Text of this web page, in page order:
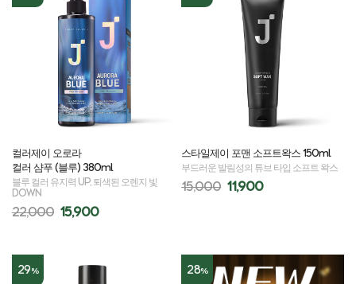
컬러제이 오로라
컬러 샴푸 (블루) 380ml
블루 컬러 유지력 UP, 퇴색된 오렌지 빛
DOWN
22,000 15,900
스타일제이 포맨 소프트왁스 150ml
부드러운 발림성의 튜브 타입 소프트 왁스
15,000 11,900
29% 28%